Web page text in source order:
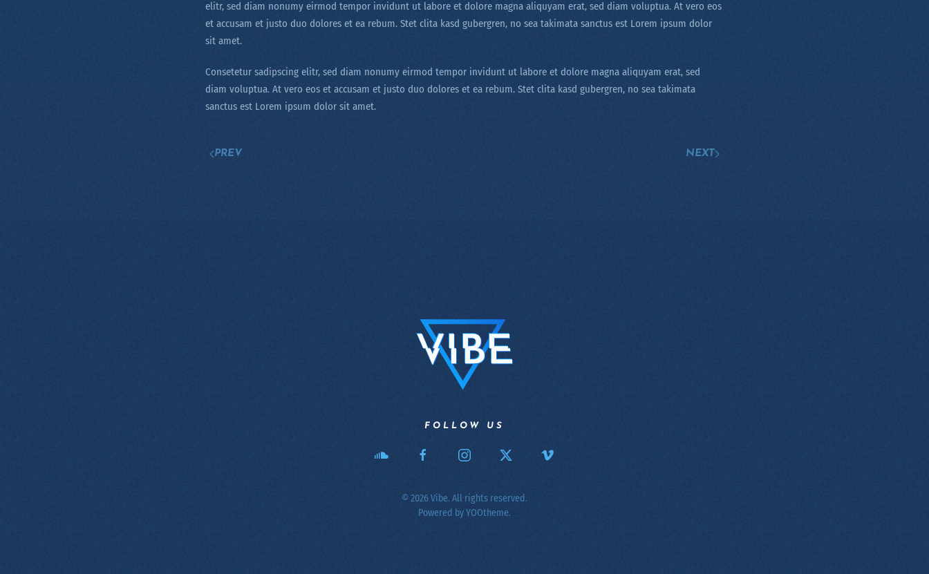
elitr, sed diam nonumy eirmod tempor invidunt ut labore et dolore magna aliquyam erat, sed diam voluptua. At vero eos
et accusam et justo duo dolores et ea rebum. Stet clita kasd gubergren, no sea takimata sanctus est Lorem ipsum dolor
sit amet.
Consetetur sadipscing elitr, sed diam nonumy eirmod tempor invidunt ut labore et dolore magna aliquyam erat, sed
diam voluptua. At vero eos et accusam et justo duo dolores et ea rebum. Stet clita kasd gubergren, no sea takimata
sanctus est Lorem ipsum dolor sit amet.
PREV NEXT
FOLLOW US
© 2026Vibe. All rights reserved.
Powered byYOOtheme.